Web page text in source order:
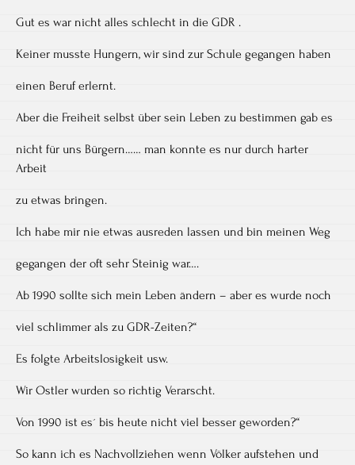
Gut es war nicht alles schlecht in die GDR .
Keiner musste Hungern, wir sind zur Schule gegangen haben
einen Beruf erlernt.
Aber die Freiheit selbst über sein Leben zu bestimmen gab es
nicht für uns Bürgern…… man konnte es nur durch harter
Arbeit
zu etwas bringen.
Ich habe mir nie etwas ausreden lassen und bin meinen Weg
gegangen der oft sehr Steinig war….
Ab 1990 sollte sich mein Leben ändern – aber es wurde noch
viel schlimmer als zu GDR-Zeiten?“
Es folgte Arbeitslosigkeit usw.
Wir Ostler wurden so richtig Verarscht.
Von 1990 ist es´ bis heute nicht viel besser geworden?“
So kann ich es Nachvollziehen wenn Völker aufstehen und